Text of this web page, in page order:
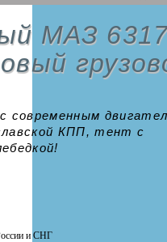
МАЗ
современным
КПП, тент с
и СНГ